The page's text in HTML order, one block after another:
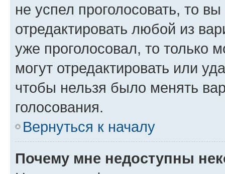
не успел проголосовать, то
отредактировать любой из
уже проголосовал, то только
могут отредактировать или
чтобы нельзя было менять
голосования.
Вернуться к началу
Почему мне недоступны